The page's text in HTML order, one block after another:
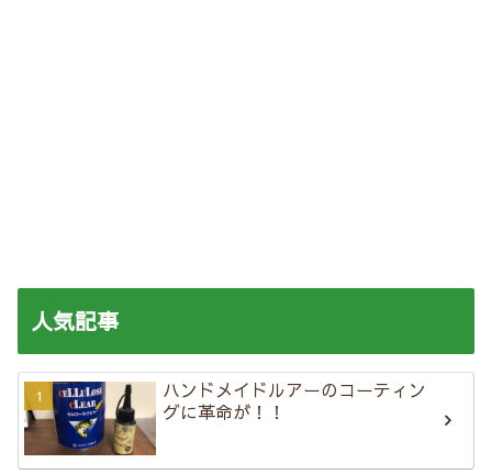
人気記事
ハンドメイドルアーのコーティン
グに革命が！！